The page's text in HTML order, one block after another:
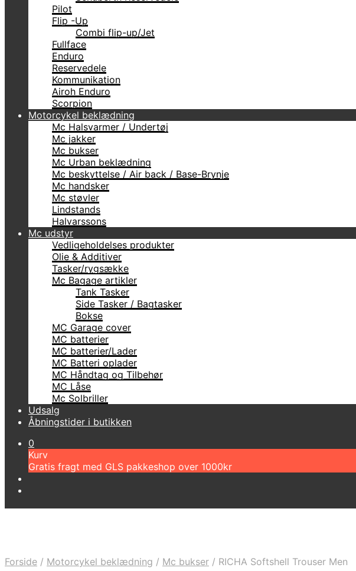
Pilot
Flip -Up
Combi flip-up/Jet
Fullface
Enduro
Reservedele
Kommunikation
Airoh Enduro
Scorpion
Motorcykel beklædning
Mc Halsvarmer / Undertøj
Mc jakker
Mc bukser
Mc Urban beklædning
Mc beskyttelse / Air back / Base-Brynje
Mc handsker
Mc støvler
Lindstands
Halvarssons
Mc udstyr
Vedligeholdelses produkter
Olie & Additiver
Tasker/rygsække
Mc Bagage artikler
Tank Tasker
Side Tasker / Bagtasker
Bokse
MC Garage cover
MC batterier
MC batterier/Lader
MC Batteri oplader
MC Håndtag og Tilbehør
MC Låse
Mc Solbriller
Udsalg
Åbningstider i butikken
0
Kurv
Gratis fragt med GLS pakkeshop over 1000kr
Forside / Motorcykel beklædning / Mc bukser / RICHA Softshell Trouser Men